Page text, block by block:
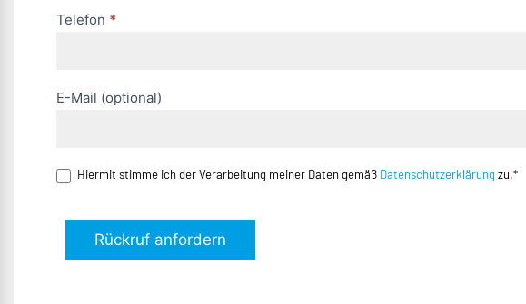
Telefon *
E-Mail (optional)
Hiermit stimme ich der Verarbeitung meiner Daten gemäß Datenschutzerklärungzu.*
Rückruf anfordern